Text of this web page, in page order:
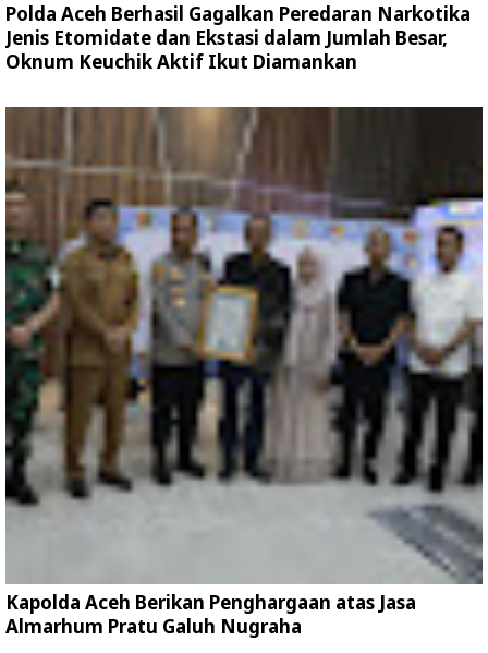
Polda Aceh Berhasil Gagalkan Peredaran Narkotika
Jenis Etomidate dan Ekstasi dalam Jumlah Besar,
Oknum Keuchik Aktif Ikut Diamankan
Kapolda Aceh Berikan Penghargaan atas Jasa
Almarhum Pratu Galuh Nugraha